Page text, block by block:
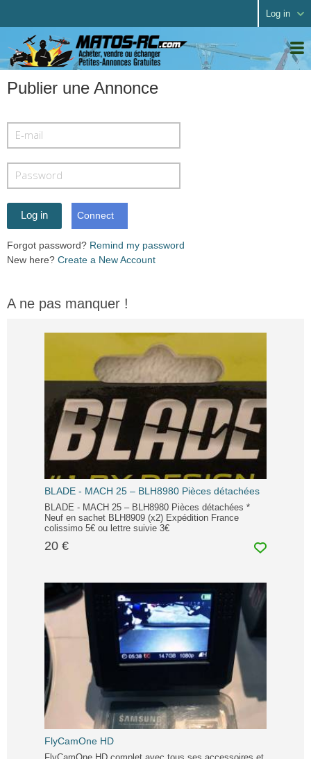
Log in
Publier une Annonce
Connect
Forgot password? Remind my password
New here? Create a New Account
A ne pas manquer !
BLADE - MACH 25 – BLH8980 Pièces détachées
BLADE - MACH 25 – BLH8980 Pièces détachées *
Neuf en sachet BLH8909 (x2) Expédition France
colissimo 5€ ou lettre suivie 3€
20 €
FlyCamOne HD